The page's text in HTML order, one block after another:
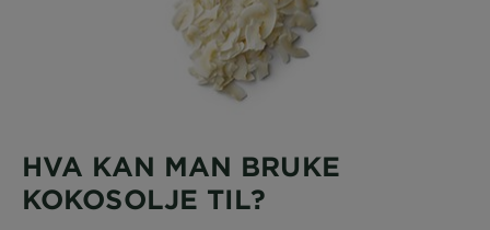
HVA KAN MAN BRUKE
KOKOSOLJE TIL?